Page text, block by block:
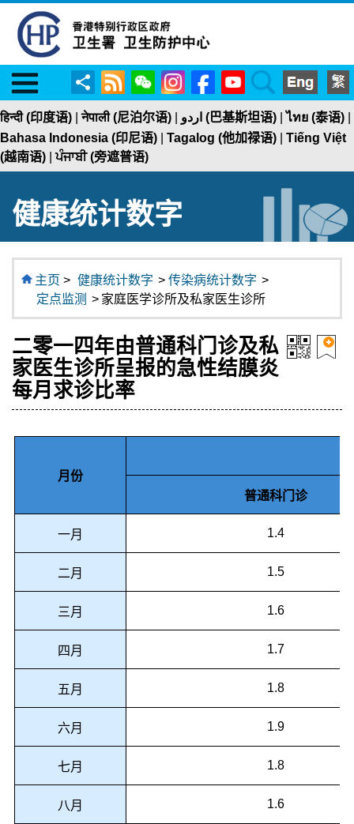
Menu
分
享
RSS WeChatInstagramFacebookYouTubeSearch
हिन्दी (印度语) |नेपाली (尼泊尔语) اردو (巴基斯坦语) |ไทย (泰语)
Bahasa Indonesia (印尼语)
Tagalog (他加禄语)
Tiếng Việt
(越南语) |ਪੰਜਾਬੀ (旁遮普语)
健康统计数字
主页 > 健康统计数字 > 传染病统计数字 >
定点监测 > 家庭医学诊所及私家医生诊所
二零一四年由普通科门诊及私
家医生诊所呈报的急性结膜炎
每月求诊比率
月份
普通科门诊
一月 1.4
二月 1.5
三月 1.6
四月 1.7
五月 1.8
六月 1.9
七月 1.8
八月 1.6